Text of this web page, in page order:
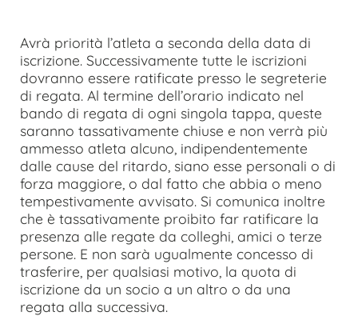
Avrà priorità l’atleta a seconda della data di
iscrizione. Successivamente tutte le iscrizioni
dovranno essere ratificate presso le segreterie
di regata. Al termine dell’orario indicato nel
bando di regata di ogni singola tappa, queste
saranno tassativamente chiuse e non verrà più
ammesso atleta alcuno, indipendentemente
dalle cause del ritardo, siano esse personali o di
forza maggiore, o dal fatto che abbia o meno
tempestivamente avvisato. Si comunica inoltre
che è tassativamente proibito far ratificare la
presenza alle regate da colleghi, amici o terze
persone. E non sarà ugualmente concesso di
trasferire, per qualsiasi motivo, la quota di
iscrizione da un socio a un altro o da una
regata alla successiva.